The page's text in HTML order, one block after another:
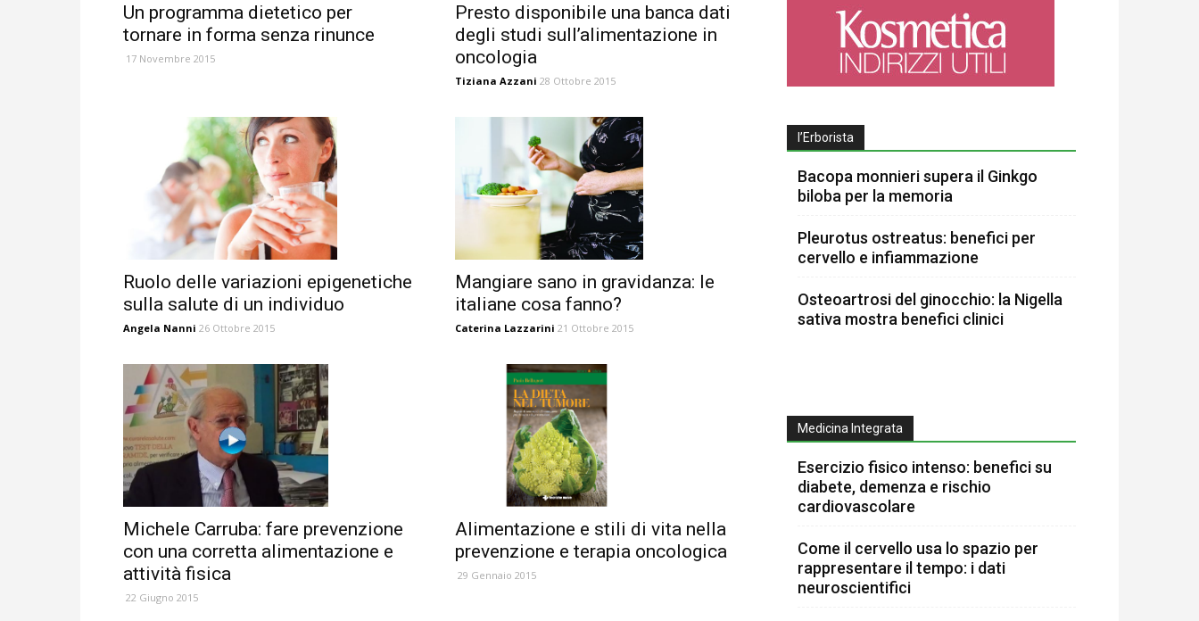
Un programma dietetico per
tornare in forma senza rinunce
17 Novembre 2015
Presto disponibile una banca dati
degli studi sull’alimentazione in
oncologia
Tiziana Azzani 28 Ottobre 2015
Ruolo delle variazioni epigenetiche
sulla salute di un individuo
Angela Nanni 26 Ottobre 2015
Mangiare sano in gravidanza: le
italiane cosa fanno?
Caterina Lazzarini 21 Ottobre 2015
Michele Carruba: fare prevenzione
con una corretta alimentazione e
attività fisica
22 Giugno 2015
Alimentazione e stili di vita nella
prevenzione e terapia oncologica
29 Gennaio 2015
l’Erborista
Bacopa monnieri supera il Ginkgo
biloba per la memoria
Pleurotus ostreatus: benefici per
cervello e infiammazione
Osteoartrosi del ginocchio: la Nigella
sativa mostra benefici clinici
Medicina Integrata
Esercizio fisico intenso: benefici su
diabete, demenza e rischio
cardiovascolare
Come il cervello usa lo spazio per
rappresentare il tempo: i dati
neuroscientifici